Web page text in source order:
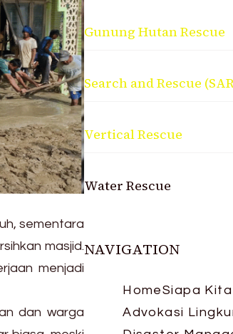
sementara
masjid.
menjadi
dan warga
Gunung Hutan Rescue
Search and Rescue
Vertical Rescue
Water Rescue
NAVIGATION
HomeSiapa Kita
Advokasi